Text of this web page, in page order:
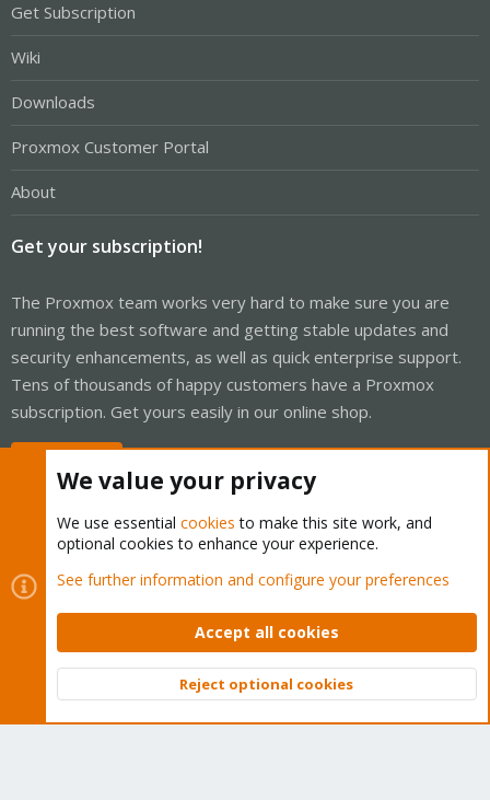
Get Subscription
Wiki
Downloads
Proxmox Customer Portal
About
Get your subscription!
The Proxmox team works very hard to make sure you are
running the best software and getting stable updates and
security enhancements, as well as quick enterprise support.
Tens of thousands of happy customers have a Proxmox
subscription. Get yours easily in our online shop.
Cookies
Proxmox Support Forum - Light Mode
Contact us
Terms and rules Privacy policy Help Home
Community platform by XenForo © 2010-2026 XenForo Ltd.
Top
We value your privacy
We use essential cookies to make this site work, and
optional cookies to enhance your experience.
See further information and configure your preferences
Accept all cookies
Reject optional cookies